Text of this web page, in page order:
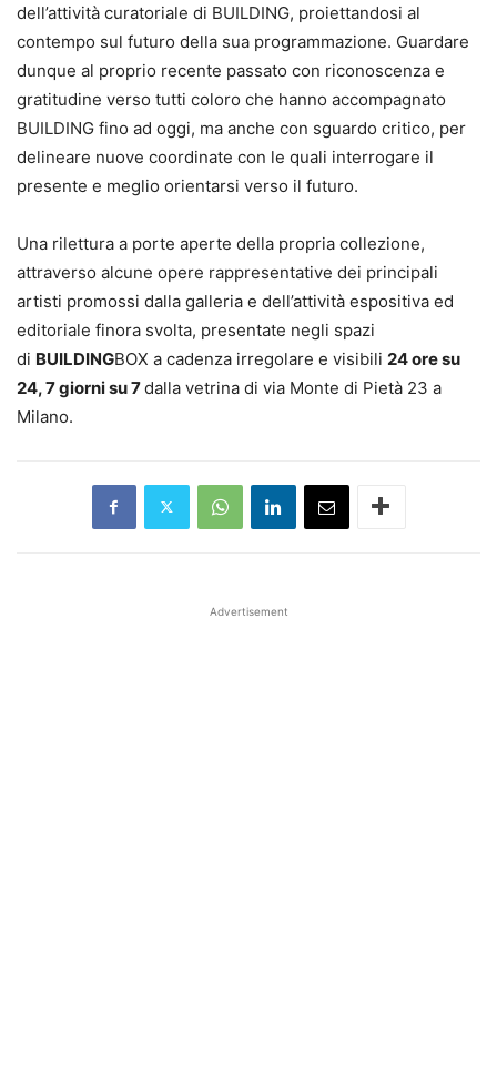
dell’attività curatoriale di BUILDING, proiettandosi al
contempo sul futuro della sua programmazione. Guardare
dunque al proprio recente passato con riconoscenza e
gratitudine verso tutti coloro che hanno accompagnato
BUILDING fino ad oggi, ma anche con sguardo critico, per
delineare nuove coordinate con le quali interrogare il
presente e meglio orientarsi verso il futuro.
Una rilettura a porte aperte della propria collezione,
attraverso alcune opere rappresentative dei principali
artisti promossi dalla galleria e dell’attività espositiva ed
editoriale finora svolta, presentate negli spazi
di BUILDINGBOX a cadenza irregolare e visibili 24 ore su
24, 7 giorni su 7dalla vetrina di via Monte di Pietà 23 a
Milano.
Advertisement